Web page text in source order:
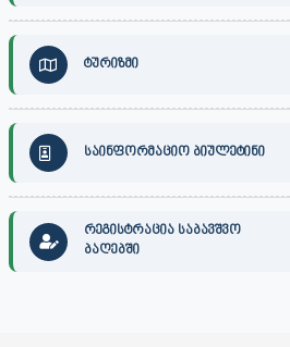
ტურიზმი
საინფორმაციო ბიულეტინი
რეგისტრაცია საბავშვო
ბაღებში